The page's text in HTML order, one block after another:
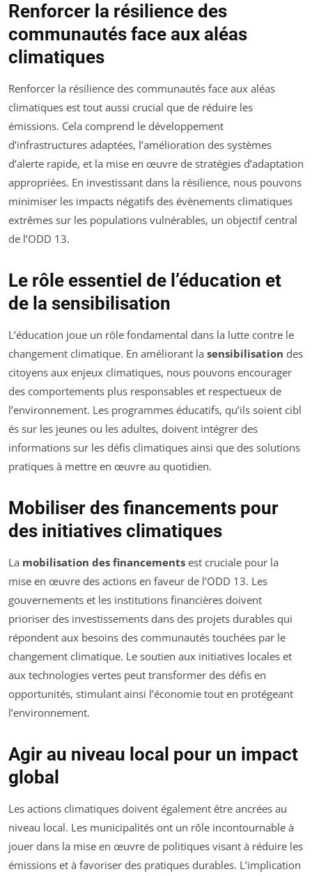
Renforcer la résilience des
communautés face aux aléas
climatiques
Renforcer la résilience des communautés face aux aléas
climatiques est tout aussi crucial que de réduire les
émissions. Cela comprend le développement
d’infrastructures adaptées, l’amélioration des systèmes
d’alerte rapide, et la mise en œuvre de stratégies d’adaptation
appropriées. En investissant dans la résilience, nous pouvons
minimiser les impacts négatifs des évènements climatiques
extrêmes sur les populations vulnérables, un objectif central
de l’ODD 13.
Le rôle essentiel de l’éducation et
de la sensibilisation
L’éducation joue un rôle fondamental dans la lutte contre le
changement climatique. En améliorant la sensibilisation des
citoyens aux enjeux climatiques, nous pouvons encourager
des comportements plus responsables et respectueux de
l’environnement. Les programmes éducatifs, qu’ils soient cibl
és sur les jeunes ou les adultes, doivent intégrer des
informations sur les défis climatiques ainsi que des solutions
pratiques à mettre en œuvre au quotidien.
Mobiliser des financements pour
des initiatives climatiques
La mobilisation des financements est cruciale pour la
mise en œuvre des actions en faveur de l’ODD 13. Les
gouvernements et les institutions financières doivent
prioriser des investissements dans des projets durables qui
répondent aux besoins des communautés touchées par le
changement climatique. Le soutien aux initiatives locales et
aux technologies vertes peut transformer des défis en
opportunités, stimulant ainsi l’économie tout en protégeant
l’environnement.
Agir au niveau local pour un impact
global
Les actions climatiques doivent également être ancrées au
niveau local. Les municipalités ont un rôle incontournable à
jouer dans la mise en œuvre de politiques visant à réduire les
émissions et à favoriser des pratiques durables. L’implication